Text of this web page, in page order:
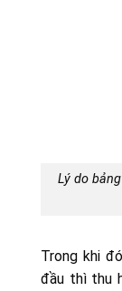
Lý do
Trong khi
đầu thì thu